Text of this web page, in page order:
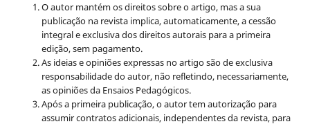
O autor mantém os direitos sobre o artigo, mas a sua
publicação na revista implica, automaticamente, a cessão
integral e exclusiva dos direitos autorais para a primeira
edição, sem pagamento.
As ideias e opiniões expressas no artigo são de exclusiva
responsabilidade do autor, não refletindo, necessariamente,
as opiniões da Ensaios Pedagógicos.
Após a primeira publicação, o autor tem autorização para
assumir contratos adicionais, independentes da revista, para